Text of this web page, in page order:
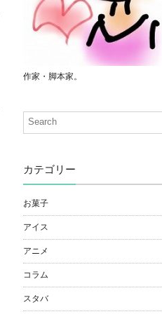
作家・脚本家。
カテゴリー
お菓子
アイス
アニメ
コラム
スタバ